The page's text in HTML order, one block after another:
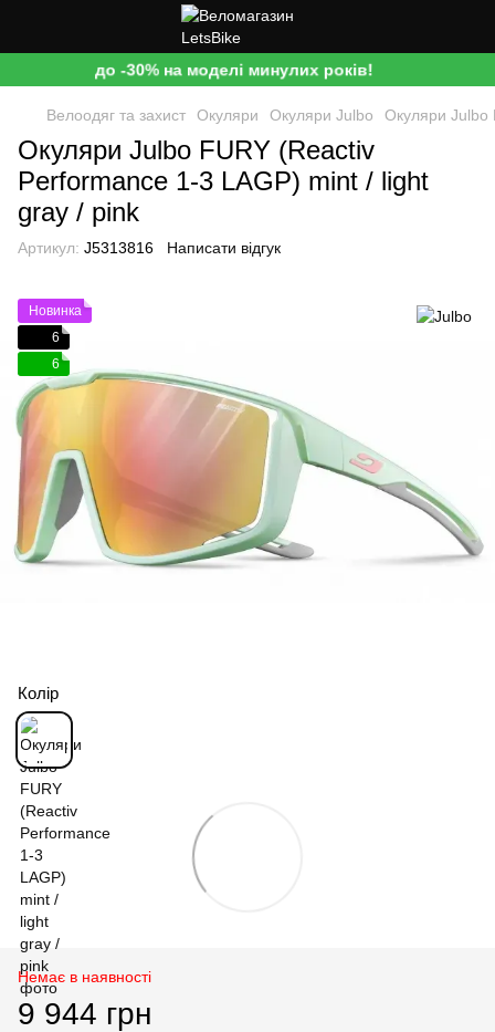
до -30% на моделі минулих років!
Велоодяг та захист Окуляри Окуляри Julbo Окуляри Julbo
Окуляри Julbo FURY (Reactiv
Performance 1-3 LAGP) mint / light
gray / pink
Артикул: J5313816 Написати відгук
Новинка
6
6
Колір
Немає в наявності
9 944 грн